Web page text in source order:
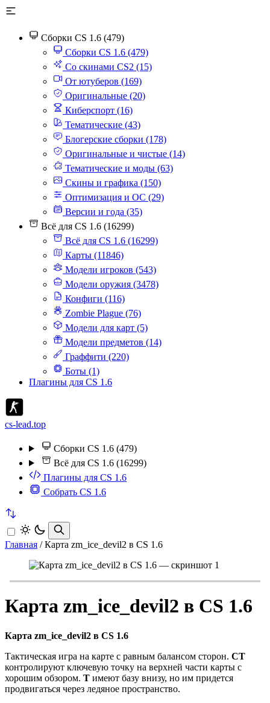
Сборки CS 1.6 (479)
Сборки CS 1.6 (479)
Со скинами CS2 (15)
От ютуберов (169)
Оригинальные (20)
Киберспорт (16)
Тематические (43)
Блогерские сборки (178)
Оригинальные и чистые (14)
Тематические и моды (63)
Скины и графика (150)
Оптимизация и ОС (29)
Версии и года (35)
Всё для CS 1.6 (16299)
Всё для CS 1.6 (16299)
Карты (11846)
Модели игроков (543)
Модели оружия (3478)
Конфиги (116)
Zombie Plague (76)
Модели для карт (5)
Модели предметов (14)
Граффити (220)
Боты (1)
Плагины для CS 1.6
cs-lead.top
Сборки CS 1.6 (479)
Всё для CS 1.6 (16299)
Плагины для CS 1.6
Собрать CS 1.6
Главная / Карта zm_ice_devil2 в CS 1.6
Карта zm_ice_devil2 в CS 1.6
Карта zm_ice_devil2 в CS 1.6
Тактическая игра на карте с равным балансом сторон. CT
контролируют ключевую точку на верхней части карты с
хорошим обзором. T имеют базу внизу, но им придется
продвигаться через ледяное пространство.